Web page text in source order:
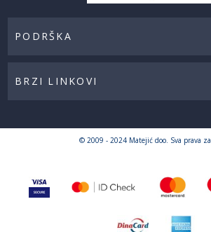
PODRŠKA
BRZI LINKOVI
© 2009 - 2024 Matejić doo. Sva prava